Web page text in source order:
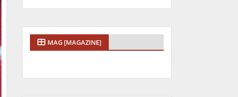
MAG [MAGAZINE]